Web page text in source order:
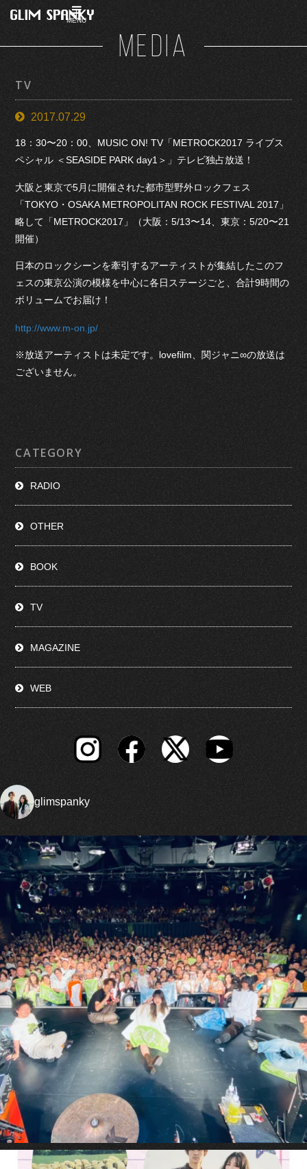
MENU
MEDIA
TV
2017.07.29
18：30〜20：00、MUSIC ON! TV「METROCK2017 ライブス
ペシャル ＜SEASIDE PARK day1＞」テレビ独占放送！
大阪と東京で5月に開催された都市型野外ロックフェス
「TOKYO・OSAKA METROPOLITAN ROCK FESTIVAL 2017」
略して「METROCK2017」（大阪：5/13〜14、東京：5/20〜21
開催）
日本のロックシーンを牽引するアーティストが集結したこのフ
ェスの東京公演の模様を中心に各日ステージごと、合計9時間の
ボリュームでお届け！
http://www.m-on.jp/
※放送アーティストは未定です。lovefilm、関ジャニ∞の放送は
ございません。
CATEGORY
RADIO
OTHER
BOOK
TV
MAGAZINE
WEB
glimspanky